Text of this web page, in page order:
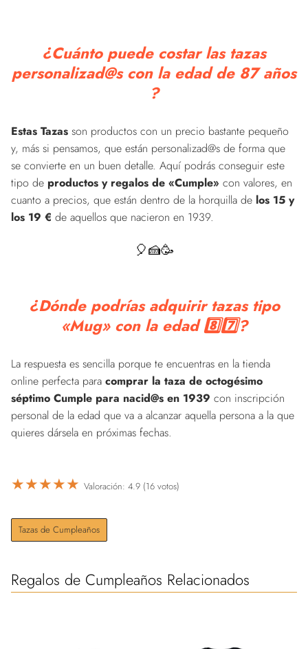
¿Cuánto puede costar las tazas
personalizad@s con la edad de 87 años
?
Estas Tazas son productos con un precio bastante pequeño
y, más si pensamos, que están personalizad@s de forma que
se convierte en un buen detalle. Aquí podrás conseguir este
tipo de productos y regalos de «Cumple» con valores, en
cuanto a precios, que están dentro de la horquilla de los 15 y
los 19 € de aquellos que nacieron en 1939.
🎈🍰🥳
¿Dónde podrías adquirir tazas tipo
«Mug» con la edad 8️⃣7️⃣?
La respuesta es sencilla porque te encuentras en la tienda
online perfecta para comprar la taza de octogésimo
séptimo Cumple para nacid@s en 1939 con inscripción
personal de la edad que va a alcanzar aquella persona a la que
quieres dársela en próximas fechas.
★★★★★ Valoración: 4.9 (16 votos)
Tazas de Cumpleaños
Regalos de Cumpleaños Relacionados